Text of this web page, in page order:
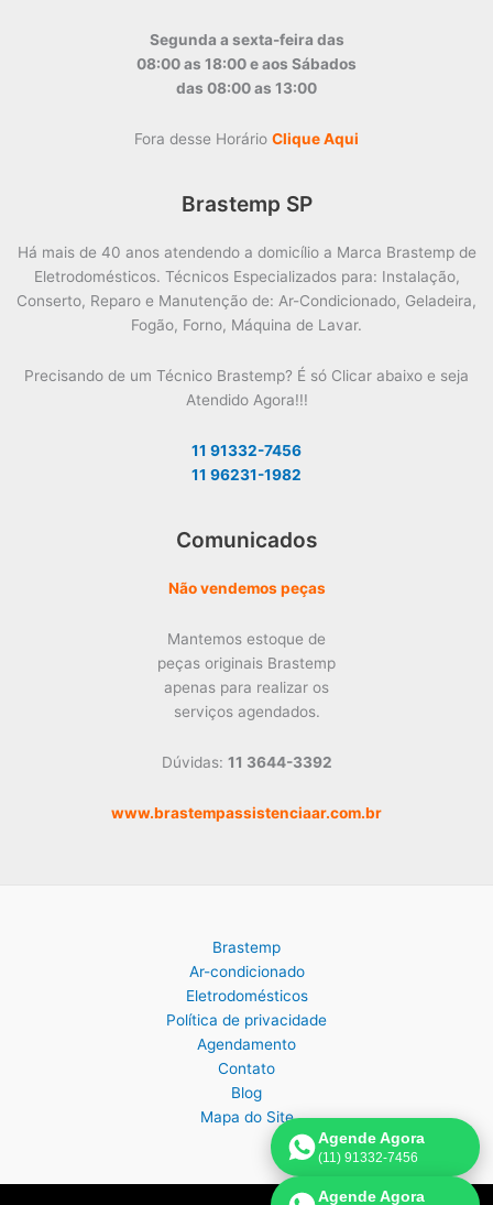
Segunda a sexta-feira das
08:00 as 18:00 e aos Sábados
das 08:00 as 13:00
Fora desse Horário Clique Aqui
Brastemp SP
Há mais de 40 anos atendendo a domicílio a Marca Brastemp de
Eletrodomésticos. Técnicos Especializados para: Instalação,
Conserto, Reparo e Manutenção de: Ar-Condicionado, Geladeira,
Fogão, Forno, Máquina de Lavar.
Precisando de um Técnico Brastemp? É só Clicar abaixo e seja
Atendido Agora!!!
11 91332-7456
11 96231-1982
Comunicados
Não vendemos peças
Mantemos estoque de
peças originais Brastemp
apenas para realizar os
serviços agendados.
Dúvidas: 11 3644-3392
www.brastempassistenciaar.com.br
Brastemp
Ar-condicionado
Eletrodomésticos
Política de privacidade
Agendamento
Contato
Blog
Mapa do Site
Agende Agora
(11) 91332-7456
Agende Agora